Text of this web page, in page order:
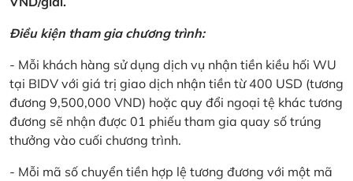
Điều kiện tham gia chương trình:
- Mỗi khách hàng sử dụng dịch vụ nhận tiền kiều hối WU
tại BIDV với giá trị giao dịch nhận tiền từ 400 USD (tương
đương 9,500,000 VND) hoặc quy đổi ngoại tệ khác tương
đương sẽ nhận được 01 phiếu tham gia quay số trúng
thưởng vào cuối chương trình.
- Mỗi mã số chuyển tiền hợp lệ tương đương với một mã